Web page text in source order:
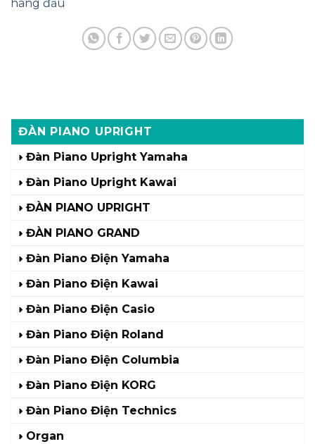
hàng đầu
ĐÀN PIANO UPRIGHT
Đàn Piano Upright Yamaha
Đàn Piano Upright Kawai
ĐÀN PIANO UPRIGHT
ĐÀN PIANO GRAND
Đàn Piano Điện Yamaha
Đàn Piano Điện Kawai
Đàn Piano Điện Casio
Đàn Piano Điện Roland
Đàn Piano Điện Columbia
Đàn Piano Điện KORG
Đàn Piano Điện Technics
Organ